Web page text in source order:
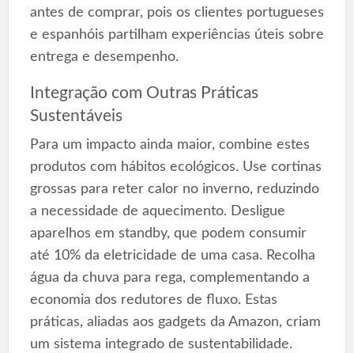
antes de comprar, pois os clientes portugueses
e espanhóis partilham experiências úteis sobre
entrega e desempenho.
Integração com Outras Práticas
Sustentáveis
Para um impacto ainda maior, combine estes
produtos com hábitos ecológicos. Use cortinas
grossas para reter calor no inverno, reduzindo
a necessidade de aquecimento. Desligue
aparelhos em standby, que podem consumir
até 10% da eletricidade de uma casa. Recolha
água da chuva para rega, complementando a
economia dos redutores de fluxo. Estas
práticas, aliadas aos gadgets da Amazon, criam
um sistema integrado de sustentabilidade.